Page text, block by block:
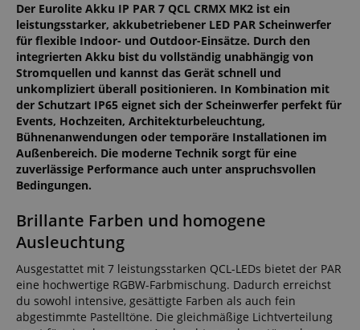
Der Eurolite Akku IP PAR 7 QCL CRMX MK2 ist ein
leistungsstarker, akkubetriebener LED PAR Scheinwerfer
für flexible Indoor- und Outdoor-Einsätze. Durch den
integrierten Akku bist du vollständig unabhängig von
Stromquellen und kannst das Gerät schnell und
unkompliziert überall positionieren. In Kombination mit
der Schutzart IP65 eignet sich der Scheinwerfer perfekt für
Events, Hochzeiten, Architekturbeleuchtung,
Bühnenanwendungen oder temporäre Installationen im
Außenbereich. Die moderne Technik sorgt für eine
zuverlässige Performance auch unter anspruchsvollen
Bedingungen.
Brillante Farben und homogene
Ausleuchtung
Ausgestattet mit 7 leistungsstarken QCL-LEDs bietet der PAR
eine hochwertige RGBW-Farbmischung. Dadurch erreichst
du sowohl intensive, gesättigte Farben als auch fein
abgestimmte Pastelltöne. Die gleichmäßige Lichtverteilung